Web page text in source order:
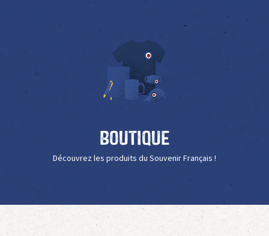
Boutique
Découvrez les produits du Souvenir Français !